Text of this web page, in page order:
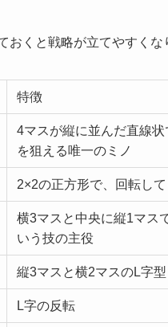
くと戦略が立てやすくな
特徴
4マスが縦に並んだ直線状
を狙える唯一のミノ
2×2の正方形で、回転し
横3マスと中央に縦1マス
いう技の主役
縦3マスと横2マスのL字型
L字の反転